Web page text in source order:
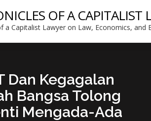
OF A CAPITALIST
a Capitalist Lawyer on Law, Economics, and
Dan Kegagalan
Bangsa Tolong
Mengada-Ada